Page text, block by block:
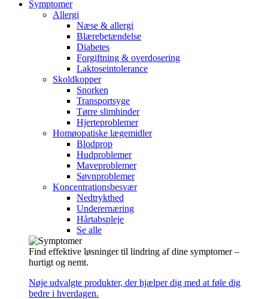
Symptomer
Allergi
Næse & allergi
Blærebetændelse
Diabetes
Forgiftning & overdosering
Laktoseintolerance
Skoldkopper
Snorken
Transportsyge
Tørre slimhinder
Hjerteproblemer
Homøopatiske lægemidler
Blodprop
Hudproblemer
Maveproblemer
Søvnproblemer
Koncentrationsbesvær
Nedtrykthed
Underernæring
Hårtabspleje
Se alle
Find effektive løsninger til lindring af dine symptomer –
hurtigt og nemt.
Nøje udvalgte produkter, der hjælper dig med at føle dig
bedre i hverdagen.